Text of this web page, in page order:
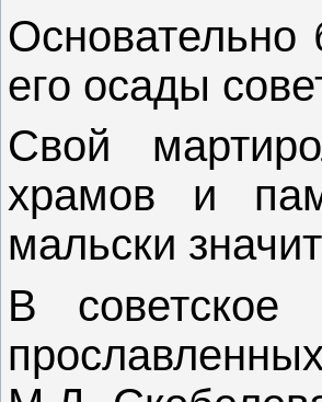
его осады
Свой
храмов и
мальски
В